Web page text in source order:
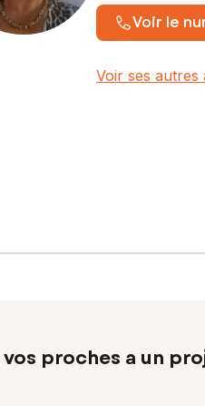
Voir le
Voir ses autres
vos proches a un